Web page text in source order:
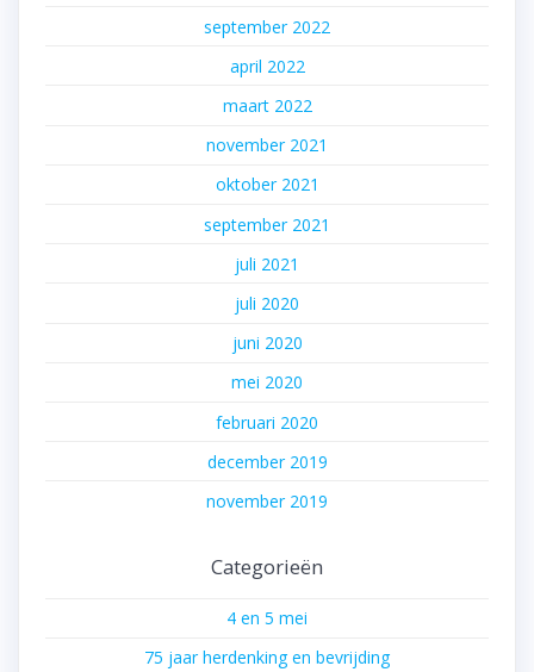
september 2022
april 2022
maart 2022
november 2021
oktober 2021
september 2021
juli 2021
juli 2020
juni 2020
mei 2020
februari 2020
december 2019
november 2019
Categorieën
4 en 5 mei
75 jaar herdenking en bevrijding